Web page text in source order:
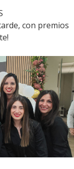
con premios